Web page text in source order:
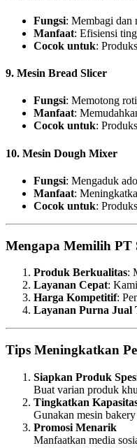
Fungsi: Membagi dan
Manfaat: Efisiensi
Cocok untuk:
9. Mesin Bread Slicer
Fungsi: Memotong
Manfaat:
Cocok untuk:
10. Mesin Dough Mixer
Fungsi: Mengaduk
Manfaat:
Cocok untuk:
Mengapa Memilih PT
Produk Berkualitas:
Layanan Cepat:
Harga Kompetitif:
Layanan Purna Jual
Tips Meningkatkan
Siapkan Produk
Buat varian produk
Tingkatkan
Gunakan mesin
Promosi Menarik
Manfaatkan media